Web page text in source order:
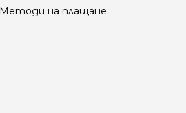
Методи на плащане